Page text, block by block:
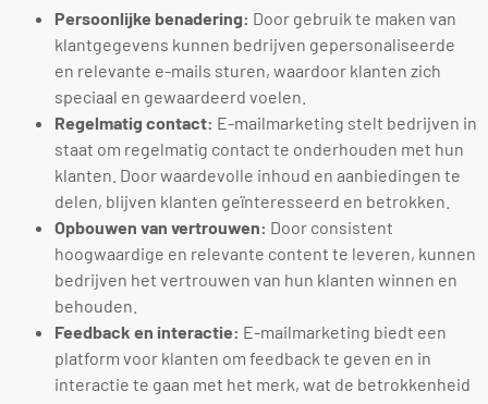
Persoonlijke benadering: Door gebruik te maken van
klantgegevens kunnen bedrijven gepersonaliseerde
en relevante e-mails sturen, waardoor klanten zich
speciaal en gewaardeerd voelen.
Regelmatig contact: E-mailmarketing stelt bedrijven in
staat om regelmatig contact te onderhouden met hun
klanten. Door waardevolle inhoud en aanbiedingen te
delen, blijven klanten geïnteresseerd en betrokken.
Opbouwen van vertrouwen: Door consistent
hoogwaardige en relevante content te leveren, kunnen
bedrijven het vertrouwen van hun klanten winnen en
behouden.
Feedback en interactie: E-mailmarketing biedt een
platform voor klanten om feedback te geven en in
interactie te gaan met het merk, wat de betrokkenheid